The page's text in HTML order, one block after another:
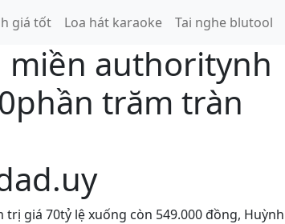
giá tốt Loa hát karaoke Tai nghe blutool
miền authoritynh
trăm tràn
giá 70tỷ lệ xuống còn 549.000 đồng, Huỳnh